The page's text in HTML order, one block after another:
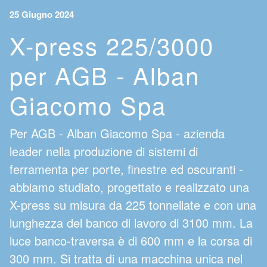
25 Giugno 2024
X-press 225/3000
per AGB - Alban
Giacomo Spa
Per AGB - Alban Giacomo Spa - azienda
leader nella produzione di sistemi di
ferramenta per porte, finestre ed oscuranti -
abbiamo studiato, progettato e realizzato una
X-press su misura da 225 tonnellate e con una
lunghezza del banco di lavoro di 3100 mm. La
luce banco-traversa è di 600 mm e la corsa di
300 mm. Si tratta di una macchina unica nel